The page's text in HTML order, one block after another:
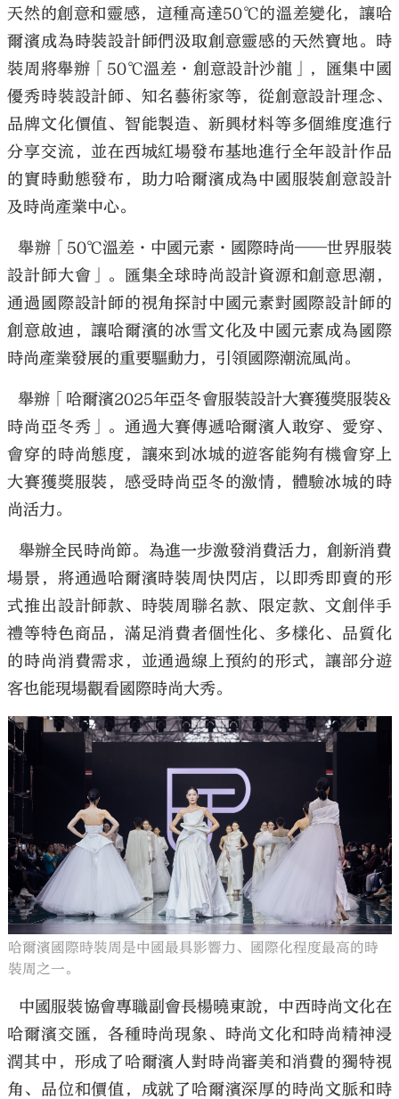
天然的創意和靈感，這種高達50℃的溫差變化，讓哈
爾濱成為時裝設計師們汲取創意靈感的天然寶地。時
裝周將舉辦「50℃溫差·創意設計沙龍」，匯集中國
優秀時裝設計師、知名藝術家等，從創意設計理念、
品牌文化價值、智能製造、新興材料等多個維度進行
分享交流，並在西城紅場發布基地進行全年設計作品
的實時動態發布，助力哈爾濱成為中國服裝創意設計
及時尚產業中心。
舉辦「50℃溫差·中國元素·國際時尚——世界服裝
設計師大會」。匯集全球時尚設計資源和創意思潮，
通過國際設計師的視角探討中國元素對國際設計師的
創意啟迪，讓哈爾濱的冰雪文化及中國元素成為國際
時尚產業發展的重要驅動力，引領國際潮流風尚。
舉辦「哈爾濱2025年亞冬會服裝設計大賽獲獎服裝&
時尚亞冬秀」。通過大賽傳遞哈爾濱人敢穿、愛穿、
會穿的時尚態度，讓來到冰城的遊客能夠有機會穿上
大賽獲獎服裝，感受時尚亞冬的激情，體驗冰城的時
尚活力。
舉辦全民時尚節。為進一步激發消費活力，創新消費
場景，將通過哈爾濱時裝周快閃店，以即秀即賣的形
式推出設計師款、時裝周聯名款、限定款、文創伴手
禮等特色商品，滿足消費者個性化、多樣化、品質化
的時尚消費需求，並通過線上預約的形式，讓部分遊
客也能現場觀看國際時尚大秀。
哈爾濱國際時裝周是中國最具影響力、國際化程度最高的時
裝周之一。
中國服裝協會專職副會長楊曉東說，中西時尚文化在
哈爾濱交匯，各種時尚現象、時尚文化和時尚精神浸
潤其中，形成了哈爾濱人對時尚審美和消費的獨特視
角、品位和價值，成就了哈爾濱深厚的時尚文脈和時